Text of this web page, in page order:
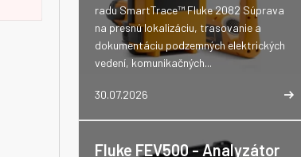
30.07.2026
radu SmartTrace™ Fluke 2082 Súprava
na presnú lokalizáciu, trasovanie a
dokumentáciu podzemných elektrických
vedení, komunikačných...
Fluke FEV500 - Analyzátor